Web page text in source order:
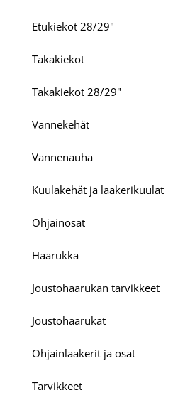
Etukiekot 28/29"
Takakiekot
Takakiekot 28/29"
Vannekehät
Vannenauha
Kuulakehät ja laakerikuulat
Ohjainosat
Haarukka
Joustohaarukan tarvikkeet
Joustohaarukat
Ohjainlaakerit ja osat
Tarvikkeet